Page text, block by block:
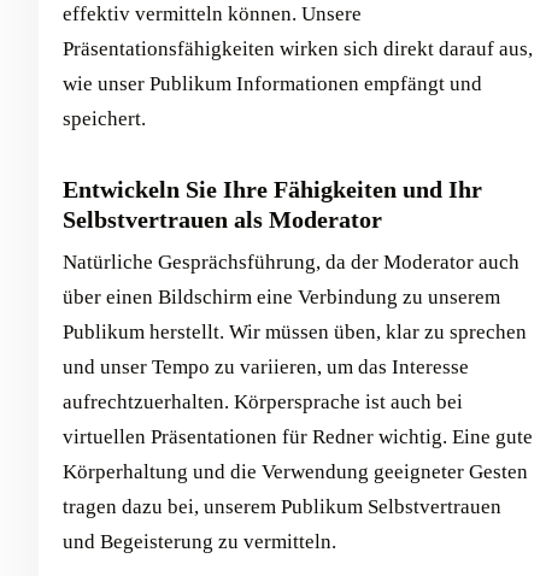
effektiv vermitteln können. Unsere
Präsentationsfähigkeiten wirken sich direkt darauf aus,
wie unser Publikum Informationen empfängt und
speichert.
Entwickeln Sie Ihre Fähigkeiten und Ihr
Selbstvertrauen als Moderator
Natürliche Gesprächsführung, da der Moderator auch
über einen Bildschirm eine Verbindung zu unserem
Publikum herstellt. Wir müssen üben, klar zu sprechen
und unser Tempo zu variieren, um das Interesse
aufrechtzuerhalten. Körpersprache ist auch bei
virtuellen Präsentationen für Redner wichtig. Eine gute
Körperhaltung und die Verwendung geeigneter Gesten
tragen dazu bei, unserem Publikum Selbstvertrauen
und Begeisterung zu vermitteln.